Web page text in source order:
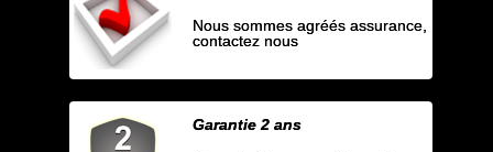
Nous sommes agréés assurance,
contactez nous
Garantie 2 ans